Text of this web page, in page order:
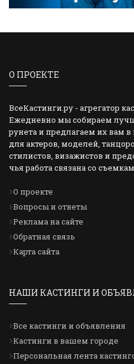
О ПРОЕКТЕ
ВсеКастинги.ру - агрегатор
Ежедневно мы собираем
рунета и предлагаем их вам
для актеров, моделей,
стилистов, визажистов и
чья работа связана со
О проекте
Вопросы и ответы
Реклама на сайте
Обратная связь
Карта сайта
НАШИ КАСТИНГИ И
Все кастинги и объявления
Кастинги в вашем городе
Персональная лента